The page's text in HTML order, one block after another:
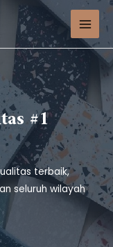
#1
terbaik,
seluruh wilayah